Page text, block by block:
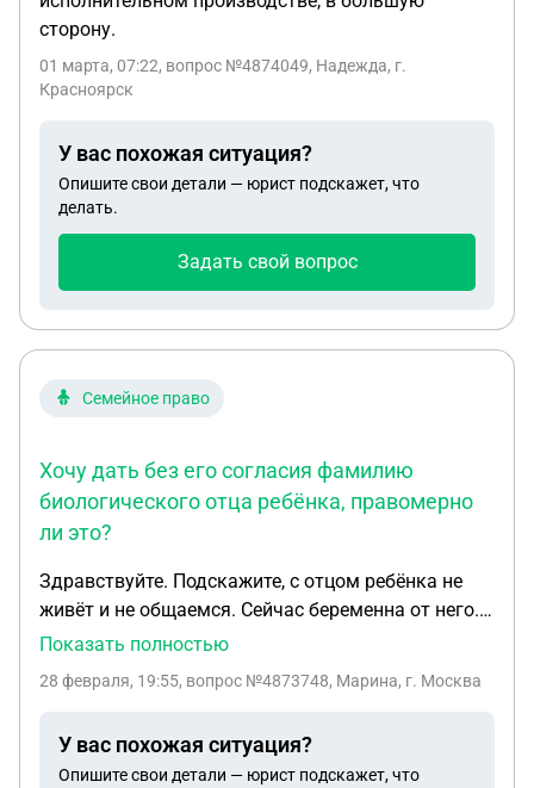
управления. Правомерны ли подобные действия
со стороны местной администрации?
сторону.
01 марта, 07:22, вопрос №4874049, Надежда, г.
Красноярск
У вас похожая ситуация?
Опишите свои детали — юрист подскажет, что
делать.
Задать свой вопрос
Семейное право
Хочу дать без его согласия фамилию
биологического отца ребёнка, правомерно
ли это?
Здравствуйте. Подскажите, с отцом ребёнка не
живёт и не общаемся. Сейчас беременна от него.
Хочу дать без его согласия фамилию
Прочитала много статей про установлении
Показать полностью
28 февраля, 19:55, вопрос №4873748, Марина, г. Москва
У вас похожая ситуация?
Опишите свои детали — юрист подскажет, что